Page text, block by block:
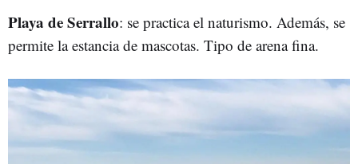
Playa de Serrallo: se practica el naturismo. Además, se
permite la estancia de mascotas. Tipo de arena fina.